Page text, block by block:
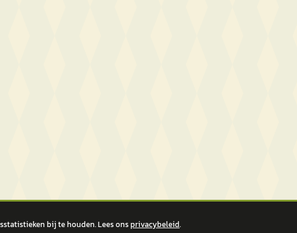
bij te houden. Lees onsprivacybeleid.